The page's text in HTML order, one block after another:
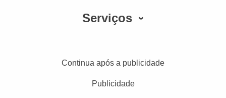
Serviços
Continua após a publicidade
Publicidade